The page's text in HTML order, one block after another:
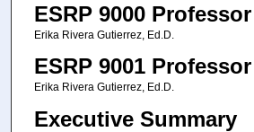
ESRP 9000 Professor
Erika Rivera Gutierrez, Ed.D.
ESRP 9001 Professor
Erika Rivera Gutierrez, Ed.D.
Executive Summary